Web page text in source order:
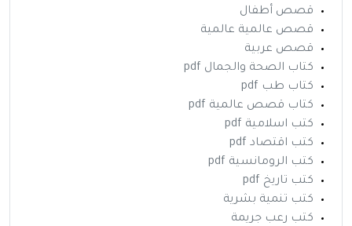
قصص أطفال
قصص عالمية عالمية
قصص عربية
كتاب الصحة والجمال pdf
كتاب طب pdf
كتاب قصص عالمية pdf
كتب اسلامية pdf
كتب اقتصاد pdf
كتب الرومانسية pdf
كتب تاريخ pdf
كتب تنمية بشرية
كتب رعب جريمة